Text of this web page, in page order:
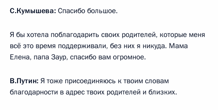
С.Кумышева: Спасибо большое.
Я бы хотела поблагодарить своих родителей, которые меня
всё это время поддерживали, без них я никуда. Мама
Елена, папа Заур, спасибо вам огромное.
В.Путин: Я тоже присоединяюсь к твоим словам
благодарности в адрес твоих родителей и близких.